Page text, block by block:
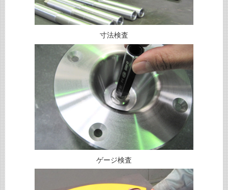
寸法検査
ゲージ検査